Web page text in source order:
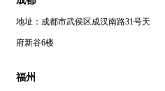
地址：成都市武侯区成汉南路31号天
府新谷6楼
福州